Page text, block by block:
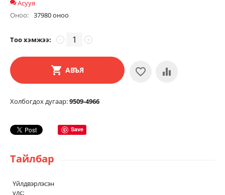
Асууя
Оноо: 37980 оноо
Тоо хэмжээ: +
−
АВЪЯ
Холбогдох дугаар:9509-4966
Save
Тайлбар
Үйлдвэрлэсэн
улс: